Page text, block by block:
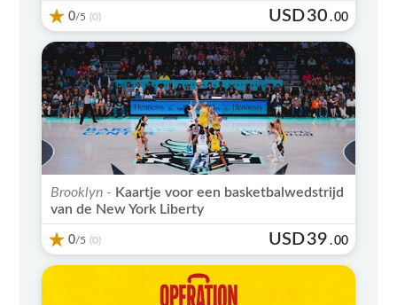
0/5 (0) USD30 .00
Brooklyn - Kaartje voor een basketbalwedstrijd
van de New York Liberty
0/5 (0) USD39 .00